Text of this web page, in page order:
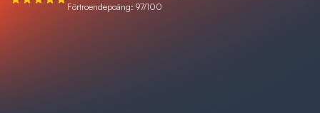
Förtroendepoäng: 97/100